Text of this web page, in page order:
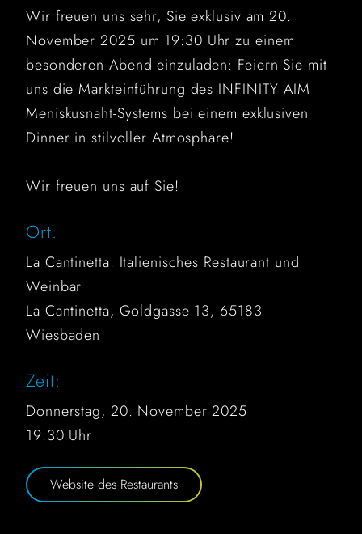
Wir freuen uns sehr, Sie exklusiv am 20.
November 2025 um 19:30 Uhr zu einem
besonderen Abend einzuladen: Feiern Sie mit
uns die Markteinführung des INFINITY AIM
Meniskusnaht-Systems bei einem exklusiven
Dinner in stilvoller Atmosphäre!
Wir freuen uns auf Sie!
Ort:
La Cantinetta. Italienisches Restaurant und
Weinbar
La Cantinetta, Goldgasse 13, 65183
Wiesbaden
Zeit:
Donnerstag, 20. November 2025
19:30 Uhr
Website des Restaurants